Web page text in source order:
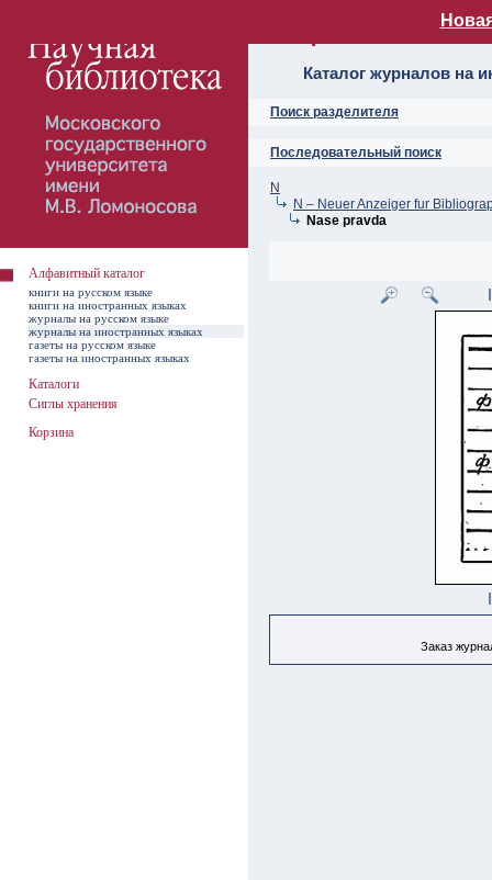
Алфавитный
Каталог журналов на
Поиск разделителя
Последовательный поиск
N
N – Neuer Anzeiger fur
Nase pravda
Заказ
Алфавитный каталог
книги на русском языке
книги на иностранных языках
журналы на русском языке
журналы на иностранных языках
газеты на русском языке
газеты на иностранных языках
Каталоги
Сиглы хранения
Корзина